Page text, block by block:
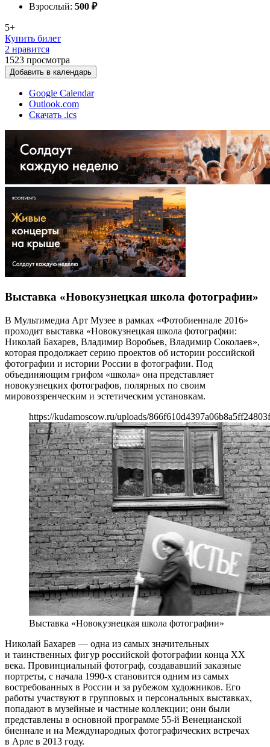
Взрослый: 500 ₽
5+
Купить билет
2 нравится
1523 просмотра
Добавить в календарь
Google Calendar
Outlook.com
Скачать .ics
Выставка «Новокузнецкая школа фотографии»
В Мультимедиа Арт Музее в рамках «Фотобиеннале 2016»
проходит выставка «Новокузнецкая школа фотографии:
Николай Бахарев, Владимир Воробьев, Владимир Соколаев»,
которая продолжает серию проектов об истории российской
фотографии и истории России в фотографии. Под
объединяющим грифом «школа» она представляет
новокузнецких фотографов, полярных по своим
мировоззренческим и эстетическим установкам.
https://kudamoscow.ru/uploads/
Выставка «Новокузнецкая школа фотографии»
Николай Бахарев — одна из самых значительных
и таинственных фигур российской фотографии конца ХХ
века. Провинциальный фотограф, создававший заказные
портреты, с начала 1990-х становится одним из самых
востребованных в России и за рубежом художников. Его
работы участвуют в групповых и персональных выставках,
попадают в музейные и частные коллекции; они были
представлены в основной программе 55-й Венецианской
биеннале и на Международных фотографических встречах
в Арле в 2013 году.